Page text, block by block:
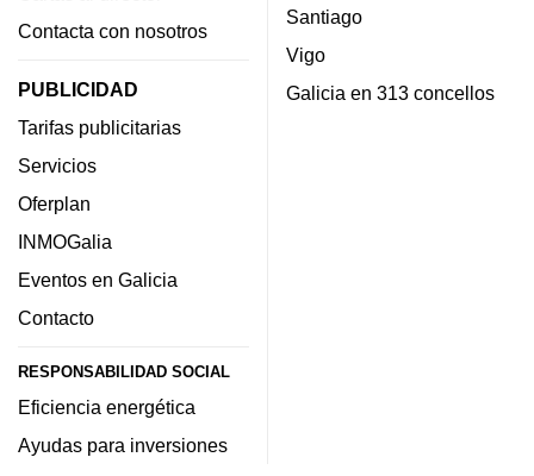
Contacta con nosotros
PUBLICIDAD
Tarifas publicitarias
Servicios
Oferplan
INMOGalia
Eventos en Galicia
Contacto
RESPONSABILIDAD SOCIAL
Eficiencia energética
Ayudas para inversiones
Santiago
Vigo
Galicia en 313 concellos